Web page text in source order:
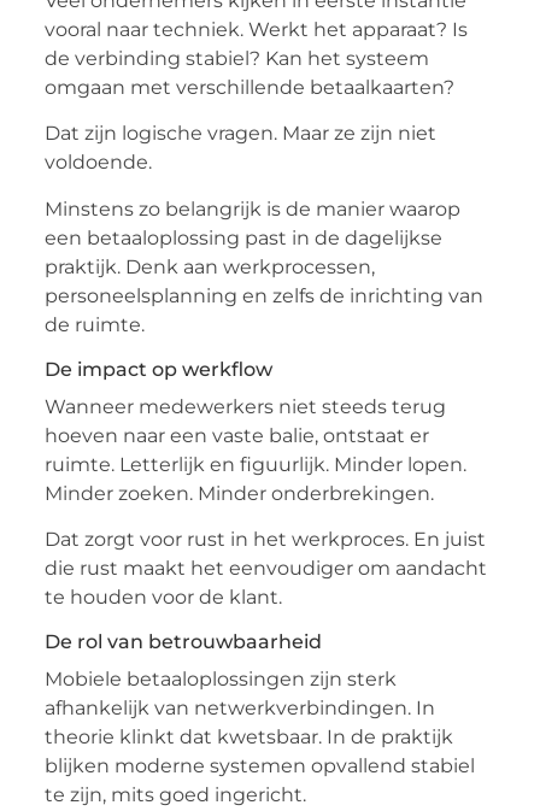
vooral naar techniek. Werkt het apparaat? Is
de verbinding stabiel? Kan het systeem
omgaan met verschillende betaalkaarten?
Dat zijn logische vragen. Maar ze zijn niet
voldoende.
Minstens zo belangrijk is de manier waarop
een betaaloplossing past in de dagelijkse
praktijk. Denk aan werkprocessen,
personeelsplanning en zelfs de inrichting van
de ruimte.
De impact op werkflow
Wanneer medewerkers niet steeds terug
hoeven naar een vaste balie, ontstaat er
ruimte. Letterlijk en figuurlijk. Minder lopen.
Minder zoeken. Minder onderbrekingen.
Dat zorgt voor rust in het werkproces. En juist
die rust maakt het eenvoudiger om aandacht
te houden voor de klant.
De rol van betrouwbaarheid
Mobiele betaaloplossingen zijn sterk
afhankelijk van netwerkverbindingen. In
theorie klinkt dat kwetsbaar. In de praktijk
blijken moderne systemen opvallend stabiel
te zijn, mits goed ingericht.